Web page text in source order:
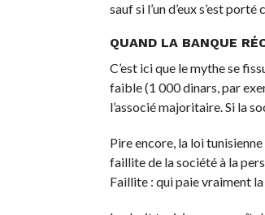
sauf si l’un d’eux s’est
QUAND LA BANQUE
C’est ici que le mythe se
faible (1 000 dinars, par
l’associé majoritaire. Si la
Pire encore, la loi
faillite de la société à la
Faillite : qui paie vraiment